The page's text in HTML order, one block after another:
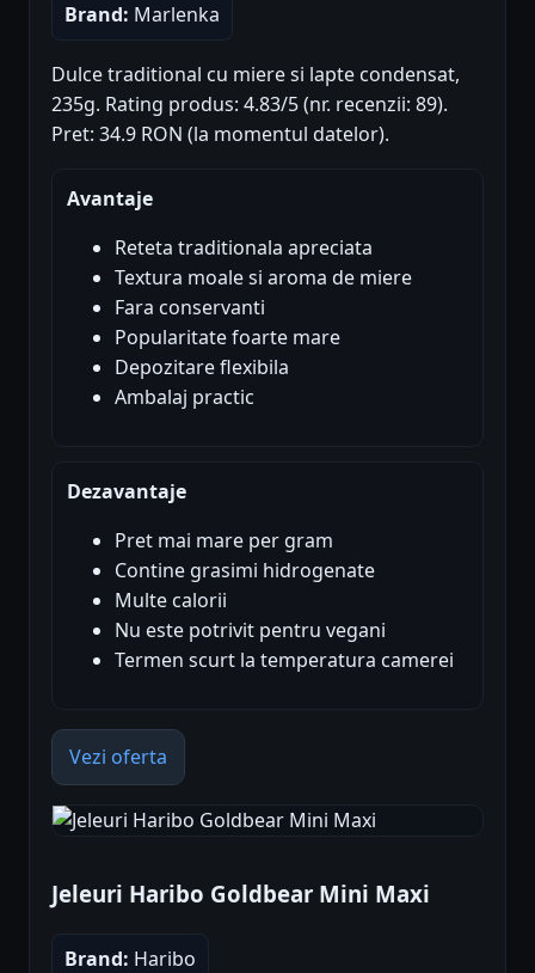
Brand: Marlenka
Dulce traditional cu miere si lapte condensat,
235g. Rating produs: 4.83/5 (nr. recenzii: 89).
Pret: 34.9 RON (la momentul datelor).
Avantaje
Reteta traditionala apreciata
Textura moale si aroma de miere
Fara conservanti
Popularitate foarte mare
Depozitare flexibila
Ambalaj practic
Dezavantaje
Pret mai mare per gram
Contine grasimi hidrogenate
Multe calorii
Nu este potrivit pentru vegani
Termen scurt la temperatura camerei
Vezi oferta
Jeleuri Haribo Goldbear Mini Maxi
Brand: Haribo